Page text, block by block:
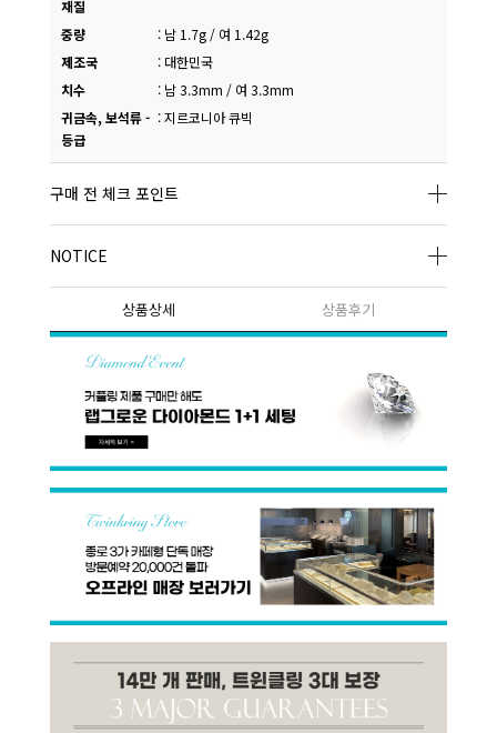
재질
중량 : 남 1.7g / 여 1.42g
제조국
: 대한민국
치수
: 남 3.3mm / 여 3.3mm
귀금속, 보석류 -
등급
:지르코니아 큐빅
구매 전 체크 포인트
NOTICE
상품상세 상품후기